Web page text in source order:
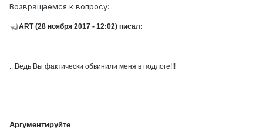
Возвращаемся к вопросу:
ART (28 ноября 2017 - 12:02) писал:
...Ведь Вы фактически обвинили меня в подлоге!!!
Аргументируйте.